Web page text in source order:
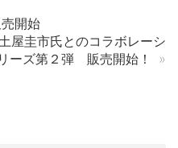
開始
屋圭市氏とのコラボレーシ
ーズ第２弾 販売開始！
»